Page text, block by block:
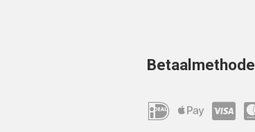
Betaalmethode